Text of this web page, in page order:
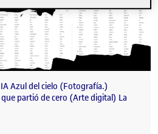
Azul del cielo (Fotografía.)
partió de cero (Arte digital) La